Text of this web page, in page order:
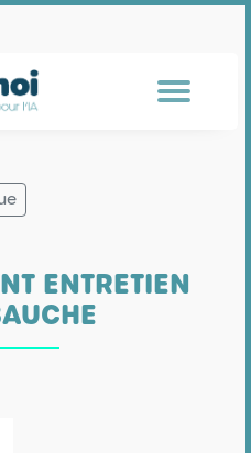
ENTRETIEN